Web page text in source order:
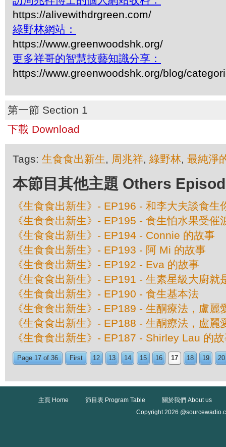
https://alivewithdrgreen.com/
綠野林網站：
https://www.greenwoodshk.org/
更多祥哥的智慧技藝知識分享：
https://www.greenwoodshk.org/blog/
第一節 Section 1
下載 Download
Tags: 生食食出新生, 周兆祥, 綠野林, 最純淨
本節目其他主題 Others
《生食食出新生》- EP196 - 和李大夫談食生
《生食食出新生》- EP195 - 食生怕水果受催
《生食食出新生》- EP194 - Connie 的故事
《生食食出新生》- EP193 - 阿 Mi 的故事
《生食食出新生》- EP192 - Eva 的故事
《生食食出新生》- EP191 - 生素星級大廚就
《生食食出新生》- EP190 - 食生基本法
《生食食出新生》- EP189 - 生酮療法，盧麗
《生食食出新生》- EP188 - 生酮療法，盧麗
《生食食出新生》- EP187 - Shirley Lau 的
Page 17 of 36 First 12 13 14 15 16 17 18 19 20
主頁 Home 節目表 Program Table
關於我們 About us
Copyright 2026